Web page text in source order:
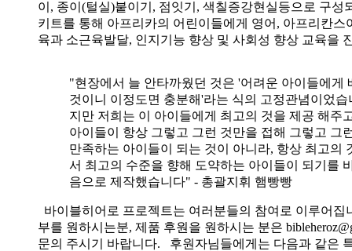
이, 종이(털실)붙이기, 점잇기, 색칠증강현실등으로 구성
키트를 통해 아프리카의 어린이들에게 영어, 아프리칸스
육과 소근육발달, 인지기능 향상 및 사회성 향상 교육을
"현장에서 늘 안타까웠던 것은 '어려운 아이들에게
것이니 이정도면 충분해'라는 식의 고정관념이었습
지만 저희는 이 아이들에게 최고의 것을 제공 해주
아이들이 항상 그렇고 그런 것만을 접해 그렇고 그
만족하는 아이들이 되는 것이 아니라, 항상 최고의
서 최고의 수준을 향해 도약하는 아이들이 되기를
음으로 제작했습니다" - 총괄지휘 햄빵빵
바이블히어로 프로젝트는 여러분들의 참여로 이루어집
부를 원하시는분, 제품 후원을 원하시는 분은
문의 주시기 바랍니다. 후원자님들에게는 다음과 같은